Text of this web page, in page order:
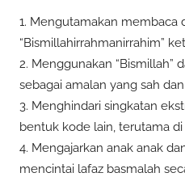
1. Mengutamakan membaca
“Bismillahirrahmanirrahim”
2. Menggunakan “Bismillah”
sebagai amalan yang sah
3. Menghindari singkatan
bentuk kode lain, terutama
4. Mengajarkan anak anak
mencintai lafaz basmalah